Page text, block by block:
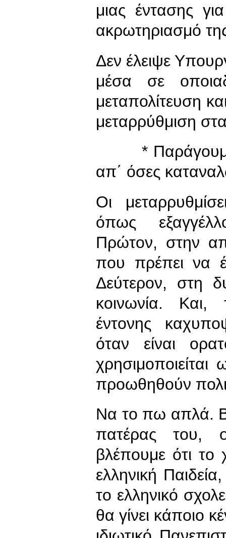
μιας έντασης
ακρωτηριασμό
Δεν έλειψε
μέσα σε
μεταπολίτευση
μεταρρύθμιση
* Παράγουμε
απ΄ όσες
Οι
όπως
Πρώτον, στην
που πρέπει να
Δεύτερον, στη
κοινωνία. Και,
έντονης
όταν είναι
προωθηθούν
Να το πω απλά.
πατέρας του,
βλέπουμε ότι
ελληνική
το ελληνικό
θα γίνει κάποιο